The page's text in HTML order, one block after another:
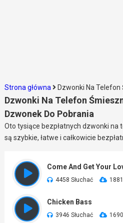
Strona główna Dzwonki Na Telefon
Dzwonki Na Telefon
Dzwonek Do Pobrania
Oto tysiące bezpłatnych dzwonki na
są szybkie, łatwe i całkowicie
Come And Get Your
4458 Słuchać
Chicken Bass
3946 Słuchać